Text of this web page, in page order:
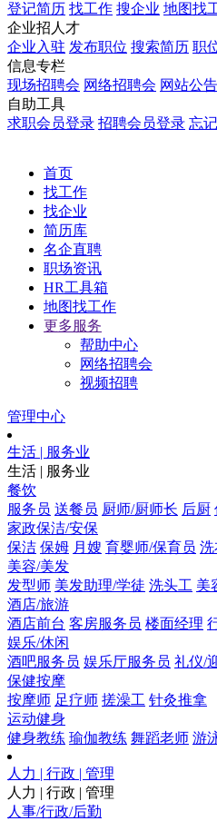
登记简历 找工作 搜企业 地图找
企业招人才
企业入驻 发布职位 搜索简历 职
信息专栏
现场招聘会 网络招聘会 网站公告
自助工具
求职会员登录 招聘会员登录 忘
首页
找工作
找企业
简历库
名企直聘
职场资讯
HR工具箱
地图找工作
更多服务
帮助中心
网络招聘会
视频招聘
管理中心
生活 | 服务业
生活 | 服务业
餐饮
服务员 送餐员 厨师/厨师长 后厨
家政保洁/安保
保洁 保姆 月嫂 育婴师/保育员 洗
美容/美发
发型师 美发助理/学徒 洗头工 美
酒店/旅游
酒店前台 客房服务员 楼面经理
娱乐/休闲
酒吧服务员 娱乐厅服务员 礼仪/
保健按摩
按摩师 足疗师 搓澡工 针灸推拿
运动健身
健身教练 瑜伽教练 舞蹈老师 游
人力 | 行政 | 管理
人力 | 行政 | 管理
人事/行政/后勤